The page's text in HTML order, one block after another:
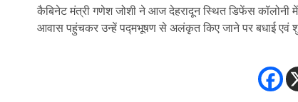
कैबिनेट मंत्री गणेश जोशी ने आज देहरादून स्थित डिफेंस कॉलोनी में
आवास पहुंचकर उन्हें पद्मभूषण से अलंकृत किए जाने पर बधाई एवं